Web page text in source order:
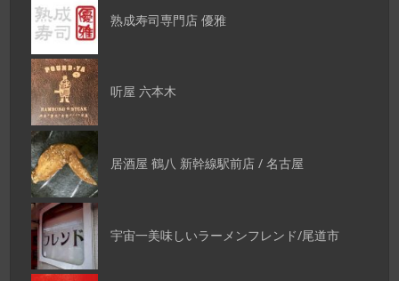
熟成寿司専門店 優雅
听屋 六本木
居酒屋 鶴八 新幹線駅前店 / 名古屋
宇宙一美味しいラーメンフレンド/尾道市